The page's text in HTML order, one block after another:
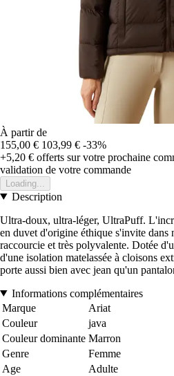
À partir de
155,00 € 103,99 € -33%
+5,20 € offerts sur votre prochaine
validation de votre commande
Loading...
Description
Ultra-doux, ultra-léger, UltraPuff.
en duvet d'origine éthique s'invite dans
raccourcie et très polyvalente. Dotée
d'une isolation matelassée à cloisons
porte aussi bien avec jean qu'un
Informations complémentaires
Marque
Ariat
Couleur
java
Couleur dominante Marron
Genre
Femme
Age
Adulte